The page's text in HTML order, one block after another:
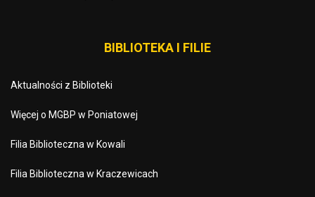
BIBLIOTEKA I FILIE
Aktualności z Biblioteki
Więcej o MGBP w Poniatowej
Filia Biblioteczna w Kowali
Filia Biblioteczna w Kraczewicach